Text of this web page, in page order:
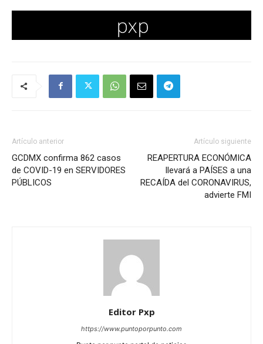
Artículo anterior
GCDMX confirma 862 casos
de COVID-19 en SERVIDORES
PÚBLICOS
Artículo siguiente
REAPERTURA ECONÓMICA
llevará a PAÍSES a una
RECAÍDA del CORONAVIRUS,
advierte FMI
Editor Pxp
https://www.puntoporpunto.com